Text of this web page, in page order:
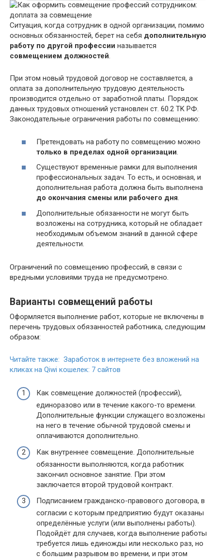
Ситуация, когда сотрудник в одной организации, помимо
основных обязанностей, берет на себя дополнительную
работу по другой профессии называется
совмещением должностей.
При этом новый трудовой договор не составляется, а
оплата за дополнительную трудовую деятельность
производится отдельно от заработной платы. Порядок
данных трудовых отношений установлен ст. 60.2 ТK РФ.
Законодательные ограничения работы по совмещению:
Претендовать на работу по совмещению можно
только в пределах одной организации.
Существуют временные рамки для выполнения
профессиональных задач. То есть, и основная, и
дополнительная работа должна быть выполнена
до окончания смены или рабочего дня.
Дополнительные обязанности не могут быть
возложены на сотрудника, который не обладает
необходимым объемом знаний в данной сфере
деятельности.
Ограничений по совмещению профессий, в связи с
вредными условиями труда не предусмотрено.
Варианты совмещений работы
Оформляется выполнение работ, которые не включены в
перечень трудовых обязанностей работника, следующим
образом:
Читайте также: Заработок в интернете без вложений на
кликах на Qiwi кошелек: 7 сайтов
Как совмещение должностей (профессий),
единоразово или в течение какого-то времени.
Дополнительные функции служащего возложены
на него в течение обычной трудовой смены и
оплачиваются дополнительно.
Как внутреннее совмещение. Дополнительные
обязанности выполняются, когда работник
закончил основное занятие. При этом
заключается второй трудовой контракт.
Подписанием гражданско-правового договора, в
согласии с которым предприятию будут оказаны
определённые услуги (или выполнены работы).
Подойдёт для случаев, когда выполнение работы
требуется лишь единожды или несколько раз, но
с большим разрывом во времени, и при этом